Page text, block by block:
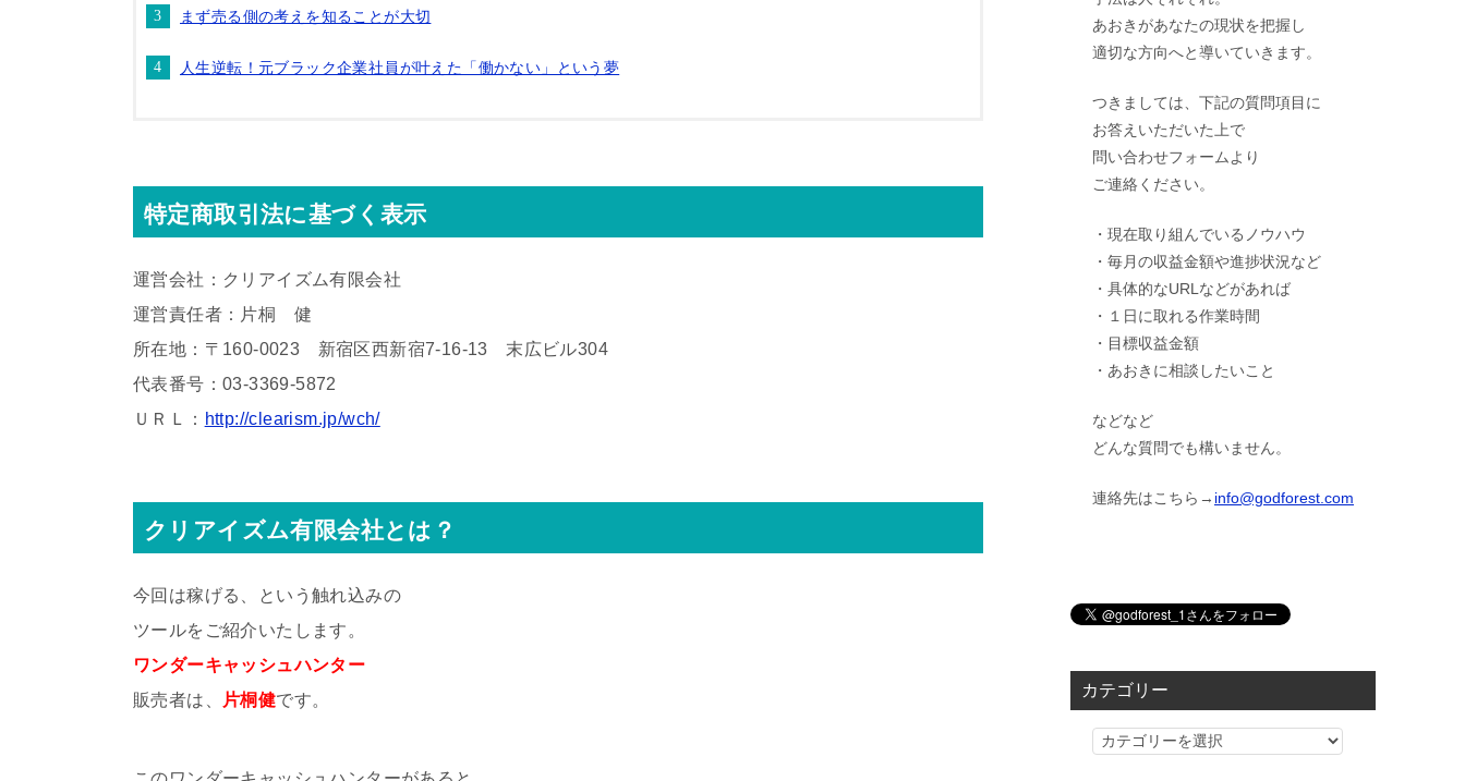
まず売る側の考えを知ることが大切
人生逆転！元ブラック企業社員が叶えた「働かない」という夢
特定商取引法に基づく表示
運営会社：クリアイズム有限会社
運営責任者：片桐 健
所在地：〒160-0023 新宿区西新宿7-16-13 末広ビル304
代表番号：03-3369-5872
ＵＲＬ： http://clearism.jp/wch/
クリアイズム有限会社とは？
今回は稼げる、という触れ込みの
ツールをご紹介いたします。
ワンダーキャッシュハンター
販売者は、
片桐健です。
あおきがあなたの現状を把握し
適切な方向へと導いていきます。
つきましては、下記の質問項目に
お答えいただいた上で
問い合わせフォームより
ご連絡ください。
・現在取り組んでいるノウハウ
・毎月の収益金額や進捗状況など
・具体的なURLなどがあれば
・１日に取れる作業時間
・目標収益金額
・あおきに相談したいこと
などなど
どんな質問でも構いません。
連絡先はこちら→ info@godforest.com
カテゴリー
カ